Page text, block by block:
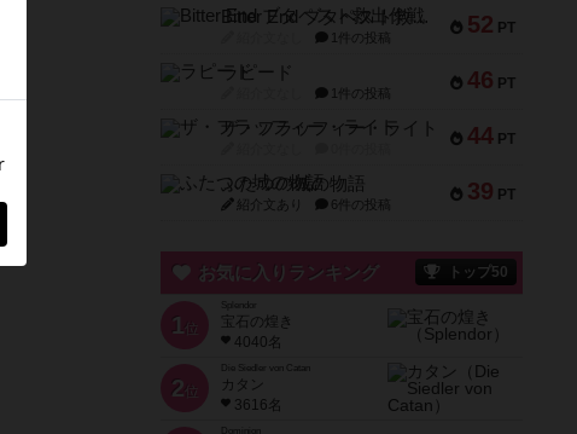
52 PT
Bitter End ブタペスト救出作戦
1件の投稿
46 PT
ラピード
1件の投稿
44 PT
ザ・フラッフィー・ライト
39 PT
ふたつの城の物語
紹介文あり 6件の投稿
お気に入りランキング トップ50
1 位
宝石の煌き
4040名
2 位
Die Siedler von Catan
カタン
3616名